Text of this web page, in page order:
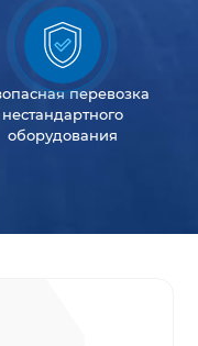
перевозка
нестандартного
оборудования